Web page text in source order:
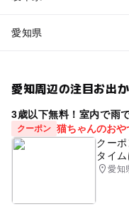
愛知県
愛知周辺の注目お出
3歳以下無料！室内で雨
クーポン 猫ちゃんのお
クー
タイ
愛知